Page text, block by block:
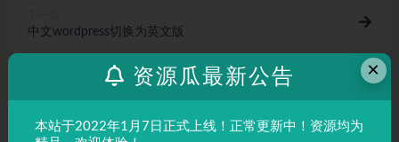
中文wordpress切换为英文版
WordPress快速导入演示数据
×
资源瓜最新公告
本站于2022年1月7日正式上线！正常更新中！资源均为